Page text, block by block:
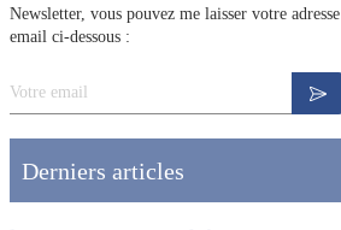
Newsletter, vous pouvez me laisser votre adresse
email ci-dessous :
Votre email
Derniers articles